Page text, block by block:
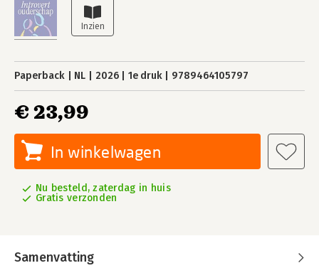
Paperback NL 2026 1e druk 9789464105797
€ 23,99
In winkelwagen
Nu besteld, zaterdag in huis
Gratis verzonden
Samenvatting